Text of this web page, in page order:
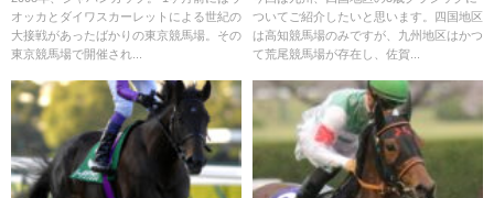
オッカとダイワスカーレットによる世紀の
大接戦があったばかりの東京競馬場。その
東京競馬場で開催され...
ついてご紹介したいと思います。四国地区
は高知競馬場のみですが、九州地区はかつ
て荒尾競馬場が存在し、佐賀...